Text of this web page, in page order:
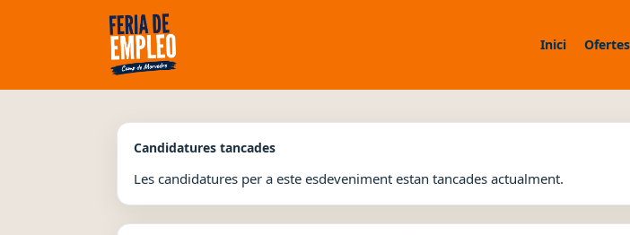
Inici
Candidatures tancades
Les candidatures per a este esdeveniment estan tancades actualment.